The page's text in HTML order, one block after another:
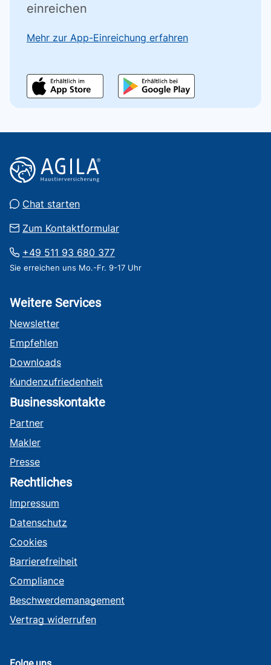
einreichen
Mehr zur App-Einreichung erfahren